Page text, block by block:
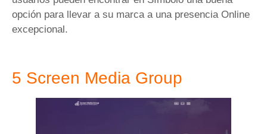
opción para llevar a su marca a una presencia Online
excepcional.
5 Screen Media Group